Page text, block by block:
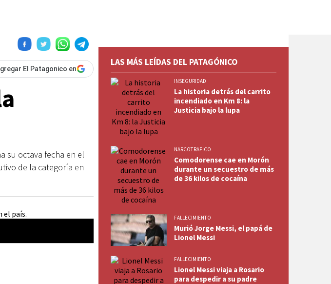
El Patagonico en
su octava fecha en el
de la categoría en
LAS MÁS LEÍDAS DEL PATAGÓNICO
INSEGURIDAD
La historia detrás del carrito
incendiado en Km 8: la
Justicia bajo la lupa
NARCOTRAFICO
Comodorense cae en Morón
durante un secuestro de más
de 36 kilos de cocaína
FALLECIMIENTO
Murió Jorge Messi, el papá de
Lionel Messi
FALLECIMIENTO
Lionel Messi viaja a Rosario
para despedir a su padre